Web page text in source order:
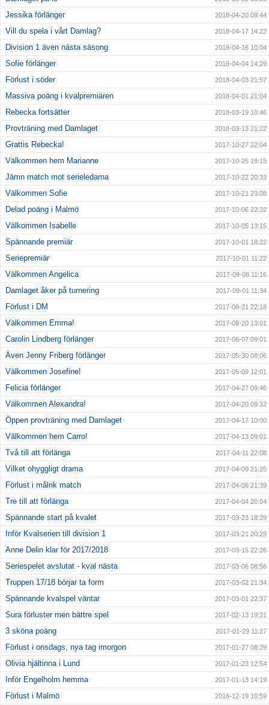
Jessika förlänger 2018-04-20 09:44
Vill du spela i vårt Damlag? 2018-04-17 14:22
Division 1 även nästa säsong 2018-04-16 10:04
Sofie förlänger 2018-04-04 14:29
Förlust i söder 2018-04-03 21:57
Massiva poäng i kvalpremiären 2018-04-01 21:04
Rebecka fortsätter 2018-03-19 10:46
Provträning med Damlaget 2018-03-13 21:22
Grattis Rebecka! 2017-10-27 22:04
Välkommen hem Marianne 2017-10-25 19:15
Jämn match mot serieledarna 2017-10-22 20:33
Välkommen Sofie 2017-10-21 23:08
Delad poäng i Malmö 2017-10-06 22:32
Välkommen Isabelle 2017-10-05 13:15
Spännande premiär 2017-10-01 18:22
Seriepremiär 2017-10-01 11:22
Välkommen Angelica 2017-09-08 11:16
Damlaget åker på turnering 2017-09-01 11:34
Förlust i DM 2017-08-21 22:18
Välkommen Emma! 2017-08-20 13:01
Carolin Lindberg förlänger 2017-06-07 09:01
Även Jenny Friberg förlänger 2017-05-30 08:06
Välkommen Josefine! 2017-05-09 12:01
Felicia förlänger 2017-04-27 09:46
Välkommen Alexandra! 2017-04-20 09:32
Öppen provträning med Damlaget 2017-04-17 10:00
Välkommen hem Carro! 2017-04-13 09:01
Två till att förlänga 2017-04-11 22:08
Vilket ohyggligt drama 2017-04-09 21:25
Förlust i målrik match 2017-04-06 21:39
Tre till att förlänga 2017-04-04 20:04
Spännande start på kvalet 2017-03-23 18:29
Inför Kvalserien till division 1 2017-03-21 20:29
Anne Delin klar för 2017/2018 2017-03-15 22:26
Seriespelet avslutat - kval nästa 2017-03-06 08:56
Truppen 17/18 börjar ta form 2017-03-02 21:34
Spännande kvalspel väntar 2017-03-01 22:37
Sura förluster men bättre spel 2017-02-13 19:21
3 sköna poäng 2017-01-29 11:27
Förlust i onsdags, nya tag imorgon 2017-01-27 08:29
Olivia hjältinna i Lund 2017-01-23 12:54
Inför Engelholm hemma 2017-01-13 14:19
Förlust i Malmö 2016-12-19 10:59